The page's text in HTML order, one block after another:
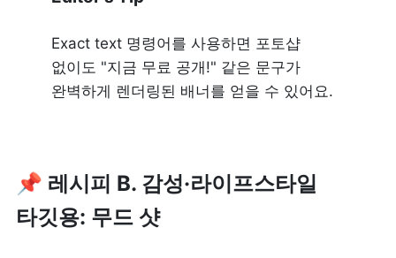
Exact text 명령어를 사용하면 포토샵
없이도 "지금 무료 공개!" 같은 문구가
완벽하게 렌더링된 배너를 얻을 수 있어요.
📌 레시피 B. 감성·라이프스타일
타깃용: 무드 샷